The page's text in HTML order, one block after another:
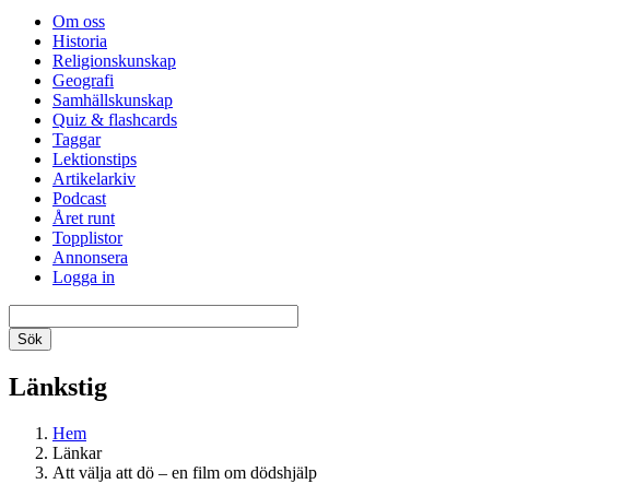
Om oss
Historia
Religionskunskap
Geografi
Samhällskunskap
Quiz & flashcards
Taggar
Lektionstips
Artikelarkiv
Podcast
Året runt
Topplistor
Annonsera
Logga in
Länkstig
Hem
Länkar
Att välja att dö – en film om dödshjälp